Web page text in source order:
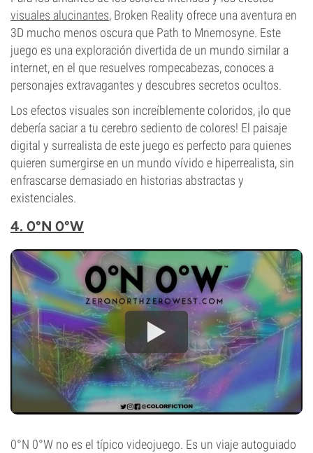
visuales alucinantes, Broken Reality ofrece una aventura en
3D mucho menos oscura que Path to Mnemosyne. Este
juego es una exploración divertida de un mundo similar a
internet, en el que resuelves rompecabezas, conoces a
personajes extravagantes y descubres secretos ocultos.
Los efectos visuales son increíblemente coloridos, ¡lo que
debería saciar a tu cerebro sediento de colores! El paisaje
digital y surrealista de este juego es perfecto para quienes
quieren sumergirse en un mundo vívido e hiperrealista, sin
enfrascarse demasiado en historias abstractas y
existenciales.
4. 0°N 0°W
0°N 0°W no es el típico videojuego. Es un viaje autoguiado